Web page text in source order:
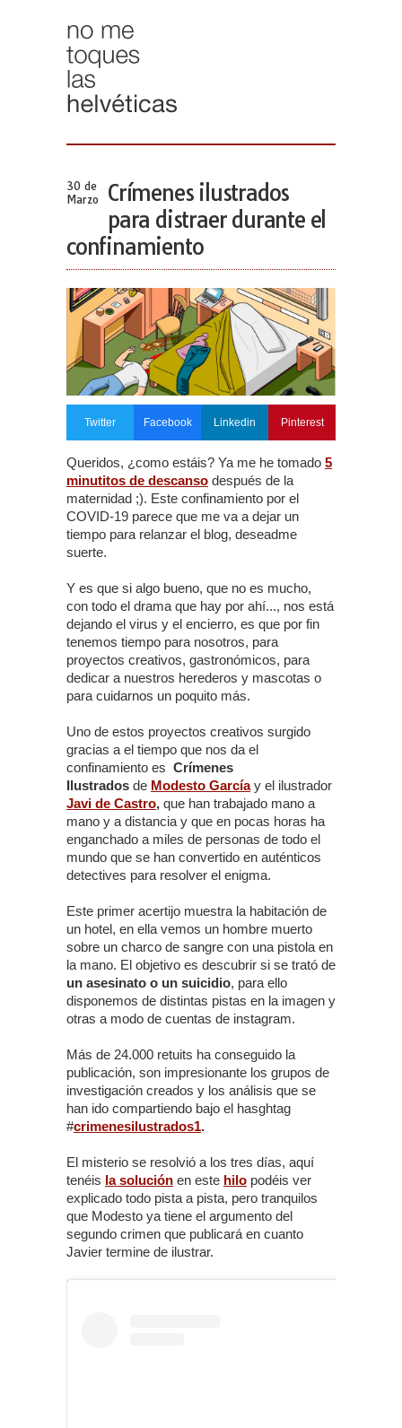
30 de
Marzo
Crímenes ilustrados
para distraer durante el
confinamiento
Twitter Facebook Linkedin Pinterest
Queridos, ¿como estáis? Ya me he tomado 5
minutitos de descanso después de la
maternidad ;). Este confinamiento por el
COVID-19 parece que me va a dejar un
tiempo para relanzar el blog, deseadme
suerte.
Y es que si algo bueno, que no es mucho,
con todo el drama que hay por ahí..., nos está
dejando el virus y el encierro, es que por fin
tenemos tiempo para nosotros, para
proyectos creativos, gastronómicos, para
dedicar a nuestros herederos y mascotas o
para cuidarnos un poquito más.
Uno de estos proyectos creativos surgido
gracias a el tiempo que nos da el
confinamiento es Crímenes
Ilustrados de Modesto Garcíay el ilustrador
Javi de Castro, que han trabajado mano a
mano y a distancia y que en pocas horas ha
enganchado a miles de personas de todo el
mundo que se han convertido en auténticos
detectives para resolver el enigma.
Este primer acertijo muestra la habitación de
un hotel, en ella vemos un hombre muerto
sobre un charco de sangre con una pistola en
la mano. El objetivo es descubrir si se trató de
un asesinato o un suicidio, para ello
disponemos de distintas pistas en la imagen y
otras a modo de cuentas de instagram.
Más de 24.000 retuits ha conseguido la
publicación, son impresionante los grupos de
investigación creados y los análisis que se
han ido compartiendo bajo el hasghtag
#crimenesilustrados1.
El misterio se resolvió a los tres días, aquí
tenéis la solución en este hilo podéis ver
explicado todo pista a pista, pero tranquilos
que Modesto ya tiene el argumento del
segundo crimen que publicará en cuanto
Javier termine de ilustrar.